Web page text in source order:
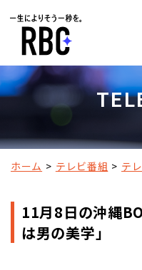
ホーム テレビ番組 テ
11月8日の沖縄
は男の美学｣